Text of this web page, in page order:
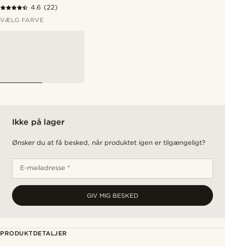
4.6 (22)
VÆLG FARVE
Ikke på lager
Ønsker du at få besked, når produktet igen er tilgængeligt?
E-mailadresse *
GIV MIG BESKED
PRODUKTDETALJER